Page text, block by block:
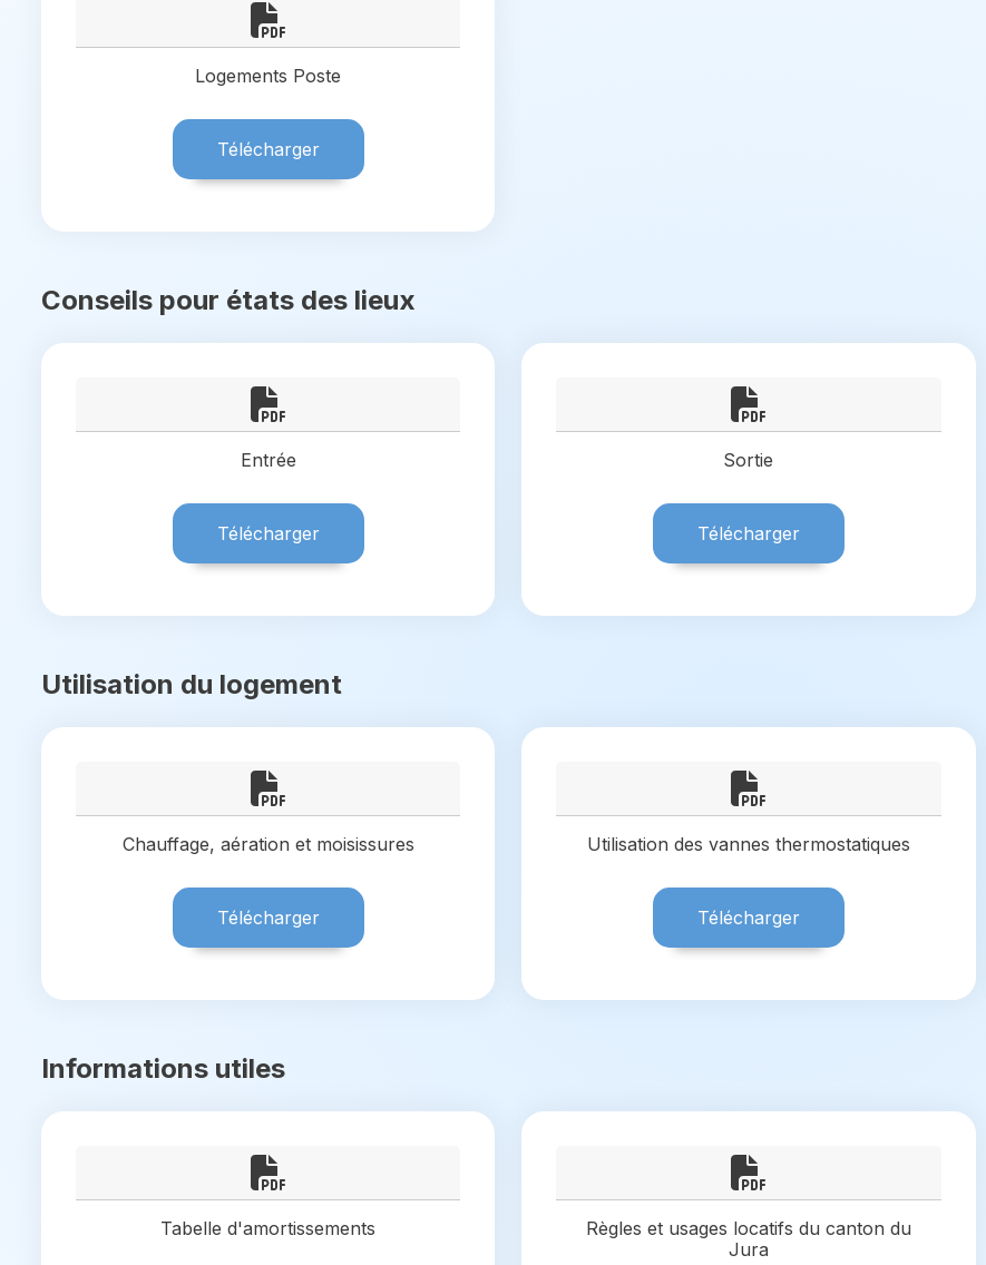
Logements Poste
Télécharger
Conseils pour états des lieux
Entrée
Télécharger
Sortie
Télécharger
Utilisation du logement
Chauffage, aération et moisissures
Télécharger
Utilisation des vannes thermostatiques
Télécharger
Informations utiles
Tabelle d'amortissements
Règles et usages locatifs du canton du
Jura